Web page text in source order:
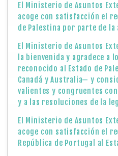
El Ministerio de Asuntos
acoge con satisfacción el
de Palestina por parte de la
El Ministerio de Asuntos
la bienvenida y agradece a
reconocido al Estado de
Canadá y Australia— y
valientes y congruentes
y a las resoluciones de la
El Ministerio de Asuntos
acoge con satisfacción el
República de Portugal al